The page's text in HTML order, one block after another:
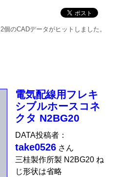
2個のCADデータがヒットしました。
電気配線用フレキ
シブルホースコネ
クタ N2BG20
DATA投稿者：
take0526 さん
三桂製作所製 N2BG20 ね
じ形状は省略